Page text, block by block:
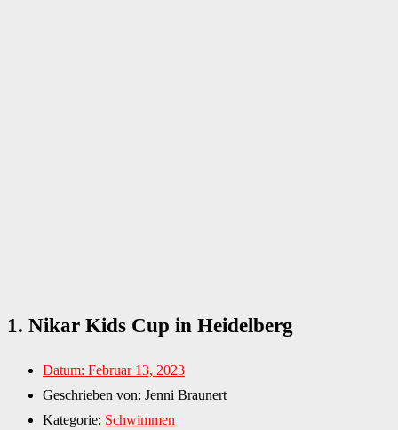
1. Nikar Kids Cup in Heidelberg
Datum: Februar 13, 2023
Geschrieben von: Jenni Braunert
Kategorie: Schwimmen